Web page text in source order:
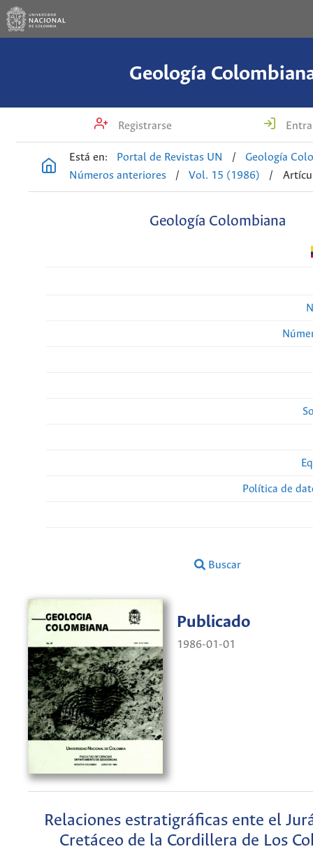
Geología
Registrarse
Está en: Portal de Revistas UN /
Geología
Números anteriores
/ Vol. 15 (1986) /
Geología Colombiana
Política de
Buscar
Publicado
1986-01-01
Relaciones estratigráficas ente el
Cretáceo de la Cordillera de Los